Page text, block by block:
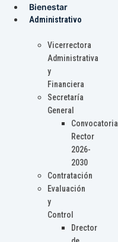
Bienestar
Administrativo
Vicerrectora
Administrativa
y
Financiera
Secretaría
General
Convocatoria
Rector
2026-
2030
Contratación
Evaluación
y
Control
Drector